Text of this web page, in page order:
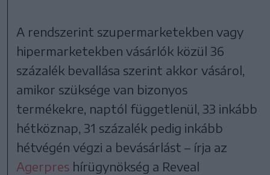
A rendszerint szupermarketekben vagy
hipermarketekben vásárlók közül 36
százalék bevallása szerint akkor vásárol,
amikor szüksége van bizonyos
termékekre, naptól függetlenül, 33 inkább
hétköznap, 31 százalék pedig inkább
hétvégén végzi a bevásárlást – írja az
Agerpres hírügynökség a Reveal